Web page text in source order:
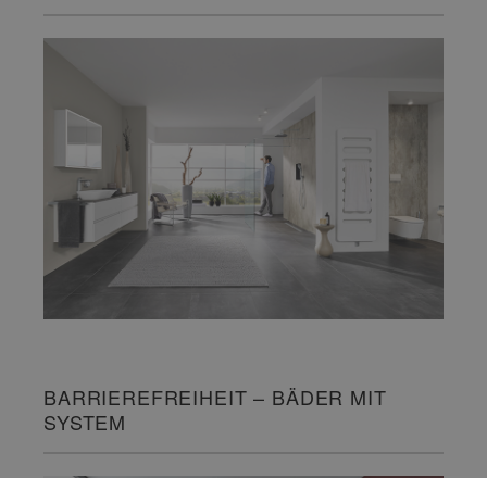
BARRIEREFREIHEIT – BÄDER MIT
SYSTEM